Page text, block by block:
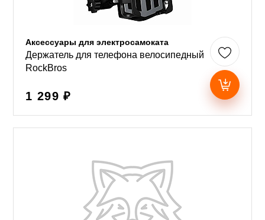
Аксессуары для электросамоката
Держатель для телефона велосипедный
RockBros
1 299 ₽